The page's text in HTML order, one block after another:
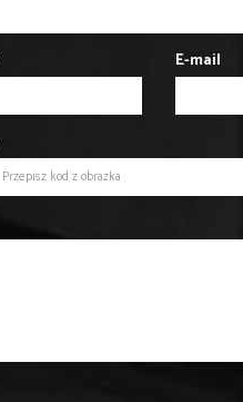
E-mail